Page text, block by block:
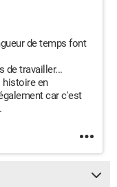
de temps font
de travailler...
histoire en
car c'est